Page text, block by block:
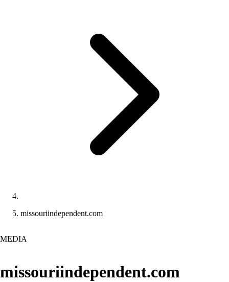
missouriindependent.com
MEDIA
missouriindependent.com